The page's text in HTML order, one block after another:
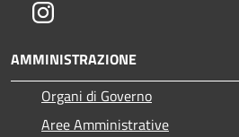
Instagram
AMMINISTRAZIONE
Organi di Governo
Aree Amministrative